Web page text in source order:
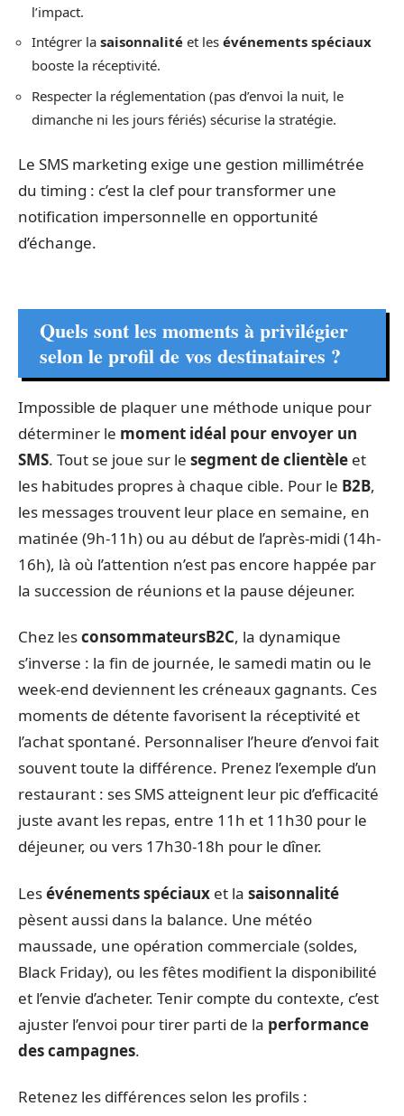
l’impact.
Intégrer la saisonnalité et les événements spéciaux
booste la réceptivité.
Respecter la réglementation (pas d’envoi la nuit, le
dimanche ni les jours fériés) sécurise la stratégie.
Le SMS marketing exige une gestion millimétrée
du timing : c’est la clef pour transformer une
notification impersonnelle en opportunité
d’échange.
Quels sont les moments à privilégier
selon le profil de vos destinataires ?
Impossible de plaquer une méthode unique pour
déterminer le moment idéal pour envoyer un
SMS. Tout se joue sur le segment de clientèle et
les habitudes propres à chaque cible. Pour le B2B,
les messages trouvent leur place en semaine, en
matinée (9h-11h) ou au début de l’après-midi (14h-
16h), là où l’attention n’est pas encore happée par
la succession de réunions et la pause déjeuner.
Chez lesconsommateursB2C, la dynamique
s’inverse : la fin de journée, le samedi matin ou le
week-end deviennent les créneaux gagnants. Ces
moments de détente favorisent la réceptivité et
l’achat spontané. Personnaliser l’heure d’envoi fait
souvent toute la différence. Prenez l’exemple d’un
restaurant : ses SMS atteignent leur pic d’efficacité
juste avant les repas, entre 11h et 11h30 pour le
déjeuner, ou vers 17h30-18h pour le dîner.
Lesévénements spéciaux et la saisonnalité
pèsent aussi dans la balance. Une météo
maussade, une opération commerciale (soldes,
Black Friday), ou les fêtes modifient la disponibilité
et l’envie d’acheter. Tenir compte du contexte, c’est
ajuster l’envoi pour tirer parti de la performance
des campagnes.
Retenez les différences selon les profils :